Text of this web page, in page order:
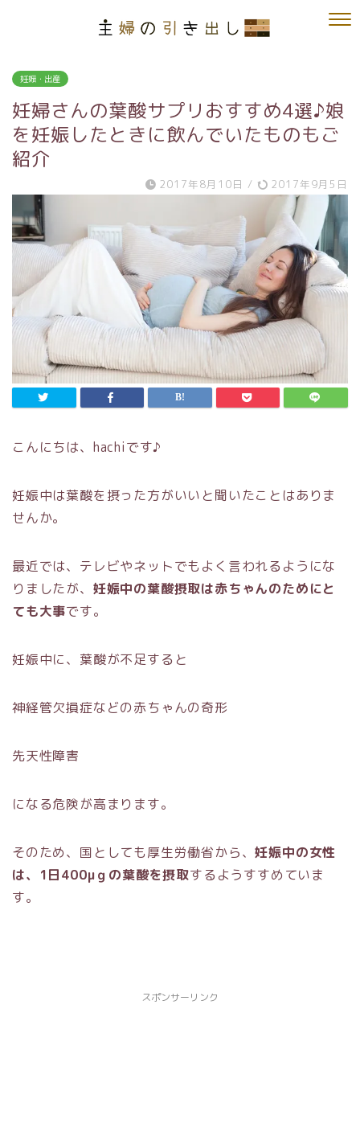
妊娠・出産
妊婦さんの葉酸サプリおすすめ4選♪娘
を妊娠したときに飲んでいたものもご
紹介
2017年8月10日 / 2017年9月5日
こんにちは、hachiです♪
妊娠中は葉酸を摂った方がいいと聞いたことはありま
せんか。
最近では、テレビやネットでもよく言われるようにな
りましたが、 妊娠中の葉酸摂取は赤ちゃんのためにと
ても大事です。
妊娠中に、葉酸が不足すると
神経管欠損症などの赤ちゃんの奇形
先天性障害
になる危険が高まります。
そのため、国としても厚生労働省から、妊娠中の女性
は、1日400μｇの葉酸を摂取するようすすめていま
す。
スポンサーリンク